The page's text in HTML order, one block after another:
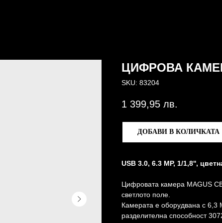
ЦИФРОВА
SKU: 83204
1 399,95 лв.
ДОБАВИ В КОЛИЧКАТА
USB 3.0, 6.3 MP, 1/1,8'',
Цифровата камера MAGUS
светлото поле.
Камерата е оборудвана с 6,3
разделителна способност